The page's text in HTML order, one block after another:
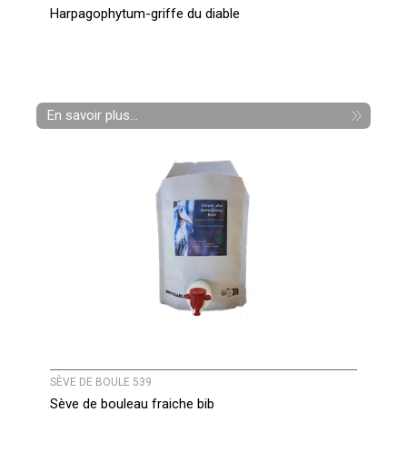
Harpagophytum-griffe du diable
En savoir plus...
SÈVE DE BOULE 539
Sève de bouleau fraiche bib